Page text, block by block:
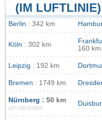
(IM LUFTLINIE)
Berlin : 342 km
Köln : 302 km
160 km
Leipzig : 192 km
Bremen : 1749 km
Nürnberg : 50 km
am nächsten